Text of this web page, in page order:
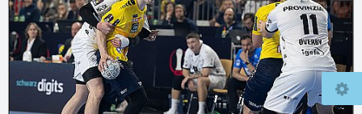
© 2026mcfly37.de